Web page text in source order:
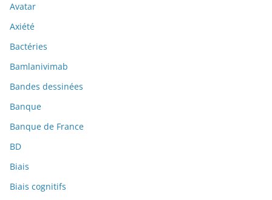
Avatar
Axiété
Bactéries
Bamlanivimab
Bandes dessinées
Banque
Banque de France
BD
Biais
Biais cognitifs